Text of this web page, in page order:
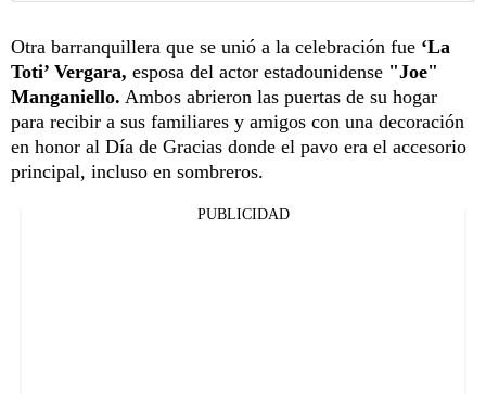
Otra barranquillera que se unió a la celebración fue ‘La
Toti’ Vergara, esposa del actor estadounidense "Joe"
Manganiello. Ambos abrieron las puertas de su hogar
para recibir a sus familiares y amigos con una decoración
en honor al Día de Gracias donde el pavo era el accesorio
principal, incluso en sombreros.
PUBLICIDAD